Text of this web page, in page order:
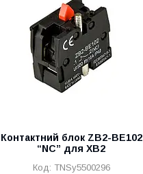
Контактний блок ZB2-BE102
“NC” для XB2
TNSy5500296